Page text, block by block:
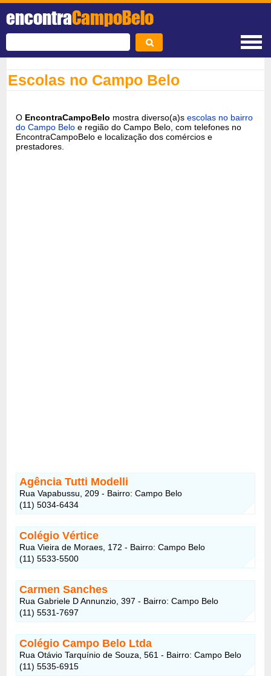
encontraCampoBelo
Escolas no Campo Belo
O EncontraCampoBelo mostra diverso(a)sescolas no bairro
do Campo Belo e região do Campo Belo, com telefones no
EncontraCampoBelo e localização dos comércios e
prestadores.
Agência Tutti Modelli
Rua Vapabussu, 209 - Bairro: Campo Belo
(11) 5034-6434
Colégio Vértice
Rua Vieira de Moraes, 172 - Bairro: Campo Belo
(11) 5533-5500
Carmen Sanches
Rua Gabriele D Annunzio, 397 - Bairro: Campo Belo
(11) 5531-7697
Colégio Campo Belo Ltda
Rua Otávio Tarquínio de Souza, 561 - Bairro: Campo Belo
(11) 5535-6915